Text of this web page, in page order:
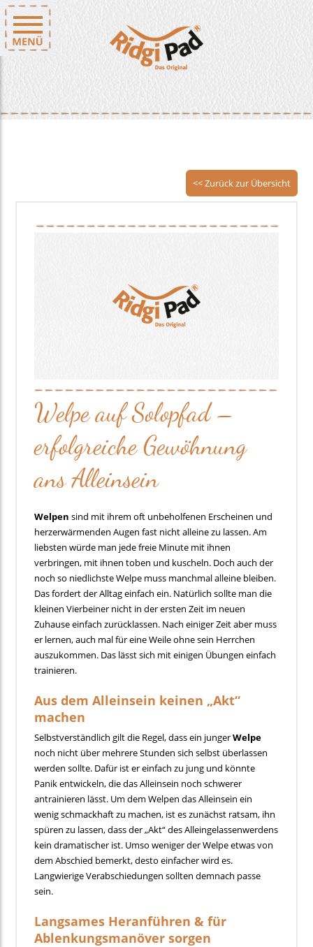
<< Zurück zur Übersicht
Welpe auf Solopfad –
erfolgreiche Gewöhnung
ans Alleinsein
Welpen sind mit ihrem oft unbeholfenen Erscheinen und
herzerwärmenden Augen fast nicht alleine zu lassen. Am
liebsten würde man jede freie Minute mit ihnen
verbringen, mit ihnen toben und kuscheln. Doch auch der
noch so niedlichste Welpe muss manchmal alleine bleiben.
Das fordert der Alltag einfach ein. Natürlich sollte man die
kleinen Vierbeiner nicht in der ersten Zeit im neuen
Zuhause einfach zurücklassen. Nach einiger Zeit aber muss
er lernen, auch mal für eine Weile ohne sein Herrchen
auszukommen. Das lässt sich mit einigen Übungen einfach
trainieren.
Aus dem Alleinsein keinen „Akt“
machen
Selbstverständlich gilt die Regel, dass ein jungerWelpe
noch nicht über mehrere Stunden sich selbst überlassen
werden sollte. Dafür ist er einfach zu jung und könnte
Panik entwickeln, die das Alleinsein noch schwerer
antrainieren lässt. Um dem Welpen das Alleinsein ein
wenig schmackhaft zu machen, ist es zunächst ratsam, ihn
spüren zu lassen, dass der „Akt“ des Alleingelassenwerdens
kein dramatischer ist. Umso weniger der Welpe etwas von
dem Abschied bemerkt, desto einfacher wird es.
Langwierige Verabschiedungen sollten demnach passe
sein.
Langsames Heranführen & für
Ablenkungsmanöver sorgen